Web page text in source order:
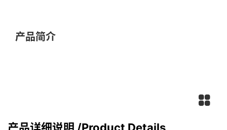
产品简介
产品详细说明 /Product Details